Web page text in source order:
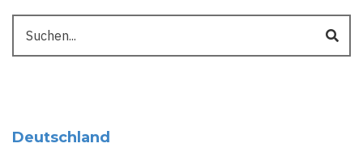
Deutschland